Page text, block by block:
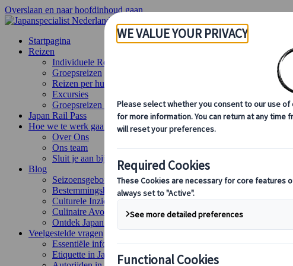
Overslaan en naar hoofdinhoud gaan
Startpagina
Reizen
Individuele Reizen
Groepsreizen
Reizen per huurauto
Excursies
Groepsreizen op maat
Japan Rail Pass
Hoe we te werk gaan
Over Ons
Ons team
Sluit je aan bij ons team
Blog
Seizoensgebonden Reistips
Bestemmingshoogtepunten
Culturele Inzichten
Culinaire Avonturen
Ontdek Japan met de trein
Veelgestelde vragen
Essentiële info
Etiquette in Japan